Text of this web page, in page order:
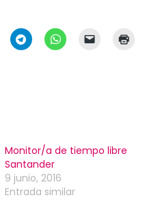
Monitor/a de tiempo libre
Santander
9 junio, 2016
Entrada similar